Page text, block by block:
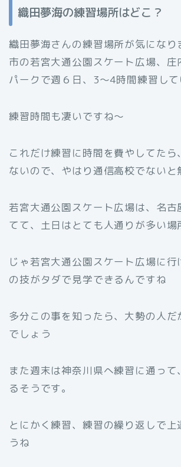
織田夢海の練習場所はどこ？
織田夢海さんの練習場所が気になり
市の若宮大通公園スケート広場、庄
パークで週６日、3～4時間練習し
練習時間も凄いですね～
これだけ練習に時間を費やしてたら
ないので、やはり通信高校でないと
若宮大通公園スケート広場は、名古
てて、土日はとても人通りが多い場
じゃ若宮大通公園スケート広場に行
の技がタダで見学できるんですね
多分この事を知ったら、大勢の人だ
でしょう
また週末は神奈川県へ練習に通って
るそうです。
とにかく練習、練習の繰り返しで上
うね